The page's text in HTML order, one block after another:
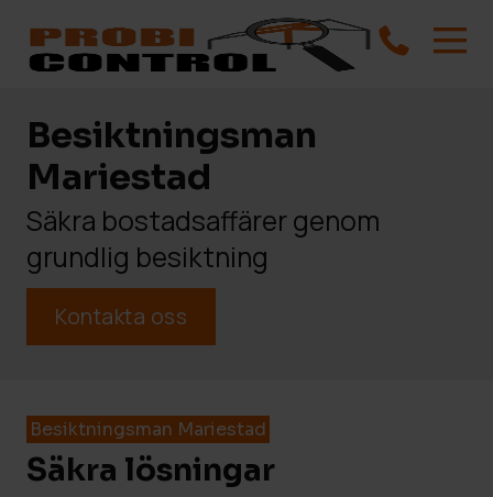
Besiktningsman
Mariestad
Säkra bostadsaffärer genom
grundlig besiktning
Kontakta oss
Besiktningsman Mariestad
Säkra lösningar